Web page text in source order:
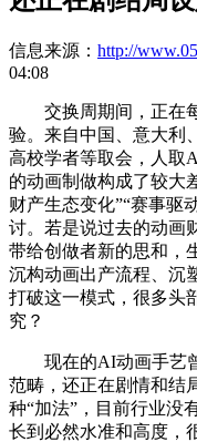
信息来源： http://
04:08
交换周期间，正在每
验。来自中国、意大利
高校学者等取会，人取
的动画制做构成了较大
财产生态变化”“赛事驱
讨。若是说过去的动画
带给创做者新的思和，
沉构动画出产流程、沉
打破这一模式，很多头
究？
现在的AI动画手艺曾
范畴，还正在剧情和结
种“加法”，目前行业没
长到必然水准和高度，